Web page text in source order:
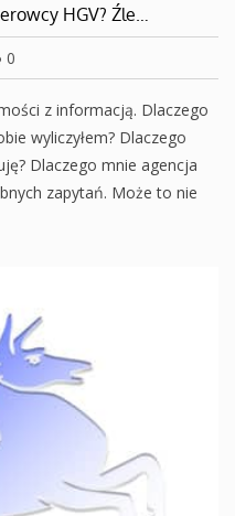
HGV? Źle…
0
z informacją. Dlaczego
wyliczyłem? Dlaczego
Dlaczego mnie agencja
zapytań. Może to nie